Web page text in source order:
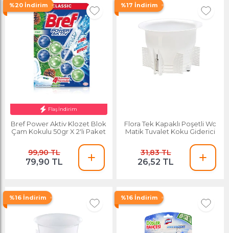
%20 İndirim
Flaş İndirim
Bref Power Aktiv Klozet Blok
Çam Kokulu 50gr X 2'li Paket
99,90 TL
79,90 TL
%17 İndirim
Flora Tek Kapaklı Poşetli Wc
Matik Tuvalet Koku Giderici
31,83 TL
26,52 TL
%16 İndirim %16 İndirim